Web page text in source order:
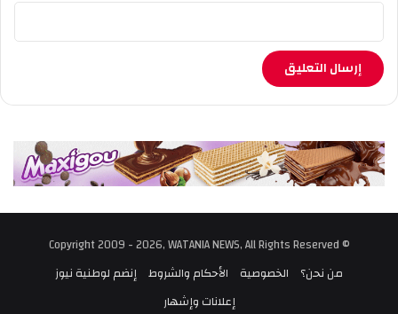
© Copyright 2009 - 2026, WATANIA NEWS, All Rights Reserved
من نحن؟
الخصوصية الأحكام والشروط إنضم لوطنية نيوز
إعلانات وإشهار